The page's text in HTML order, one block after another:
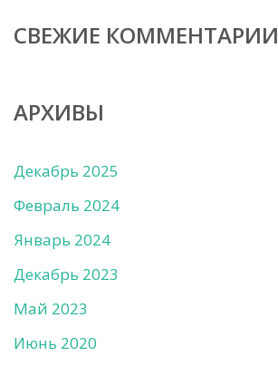
СВЕЖИЕ КОММЕНТАРИИ
АРХИВЫ
Декабрь 2025
Февраль 2024
Январь 2024
Декабрь 2023
Май 2023
Июнь 2020